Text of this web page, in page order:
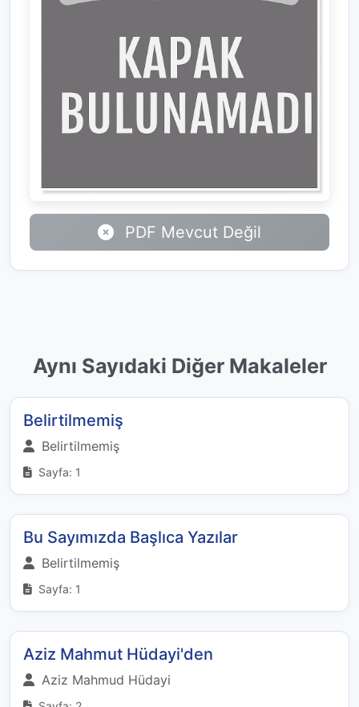
PDF Mevcut Değil
Aynı Sayıdaki Diğer Makaleler
Belirtilmemiş
Belirtilmemiş
Sayfa: 1
Bu Sayımızda Başlıca Yazılar
Belirtilmemiş
Sayfa: 1
Aziz Mahmut Hüdayi'den
Aziz Mahmud Hüdayi